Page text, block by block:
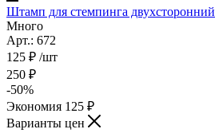
Штамп для стемпинга двухсторонний
Много
Арт.: 672
125 ₽ /шт
250 ₽
-50%
Экономия 125 ₽
Варианты цен